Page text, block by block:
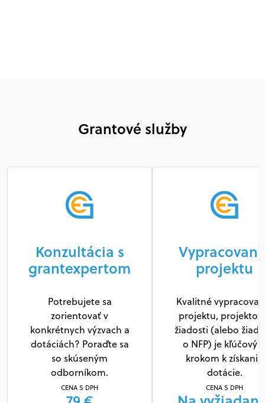
Grantové služby
Konzultácia s
grantexpertom
Potrebujete sa
zorientovať v
konkrétnych výzvach a
dotáciách? Poraďte sa
so skúseným
odborníkom.
CENA S DPH
projektu
Kvalitné
projektu,
žiadosti (alebo
o NFP) je
krokom k získaniu
dotácie.
CENA S DPH